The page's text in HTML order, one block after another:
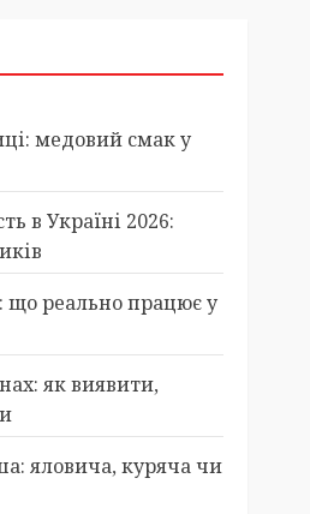
медовий смак у
в Україні 2026:
що реально працює у
як виявити,
яловича, куряча чи